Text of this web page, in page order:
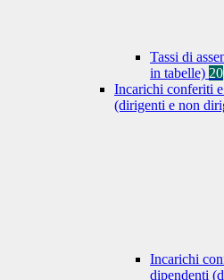
Tassi di
in tabelle) 20
Incarichi conferiti
(dirigenti e non
Incarichi
dipendenti